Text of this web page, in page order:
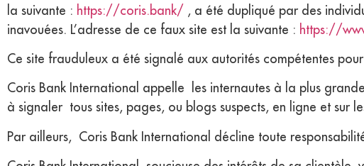
la suivante : https://coris.bank/ , a été dupliqué par des
inavouées. L’adresse de ce faux site est la suivante : https://
Ce site frauduleux a été signalé aux autorités compétentes
Coris Bank International appelle les internautes à la plus
à signaler tous sites, pages, ou blogs suspects, en ligne et sur
Par ailleurs, Coris Bank International décline toute